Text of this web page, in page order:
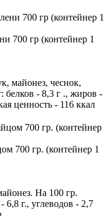
700 гр (контейнер 1
майонез, чеснок,
белков - 8,3 г ., жиров -
ценность - 116 ккал
700 гр. (контейнер 1
На 100 гр.
г., углеводов - 2,7